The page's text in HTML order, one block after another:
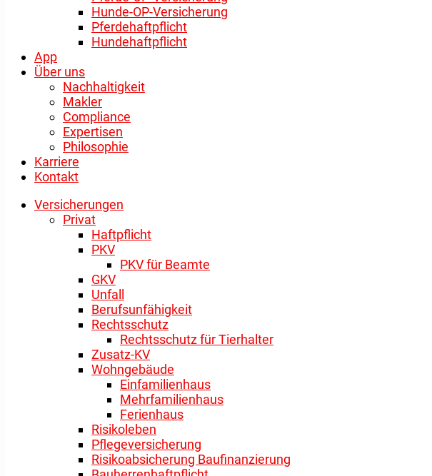
Hunde-OP-Versicherung
Pferdehaftpflicht
Hundehaftpflicht
App
Über uns
Nachhaltigkeit
Makler
Compliance
Expertisen
Philosophie
Karriere
Kontakt
Versicherungen
Privat
Haftpflicht
PKV
PKV für Beamte
GKV
Unfall
Berufsunfähigkeit
Rechtsschutz
Rechtsschutz für Tierhalter
Zusatz-KV
Wohngebäude
Einfamilienhaus
Mehrfamilienhaus
Ferienhaus
Risikoleben
Pflegeversicherung
Risikoabsicherung Baufinanzierung